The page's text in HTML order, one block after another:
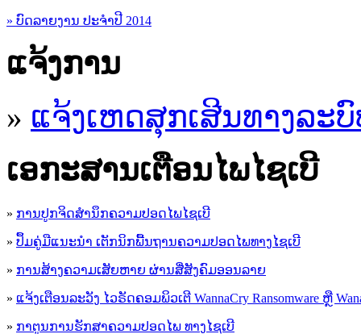
» ບົດລາຍງານ ປະຈຳປີ 2014
ແຈ້ງການ
» ແຈ້ງເຫດສຸກເສີນທາງລະ
ເອ​ກະ​ສານເຕືອນໄພໄຊເບີ
» ການປູກຈິດສໍານຶກຄວາມປອດໄພໄຊເບີ
» ປຶ້ມຄູ່ມືແນະນໍາ ເຕັກນິກພື້ນຖານຄວາມປອດໄພທາງໄຊເບີ
» ການສ້າງຄວາມເສັຍຫາຍ ຜ່ານສື່ສັງຄົມອອນລາຍ
» ແຈ້ງເຕືອນລະວັງ ໄວຣັດຄອມພິວເຕີ WannaCry Ransomware ຫຼື
» ກາຕູນການຮັກສາຄວາມປອດໄພ ທາງໄຊເບີ